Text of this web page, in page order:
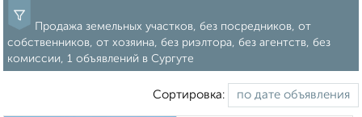
Продажа земельных участков, без посредников, от
собственников, от хозяина, без риэлтора, без агентств, без
комиссии, 1 объявлений в Сургуте
Сортировка: